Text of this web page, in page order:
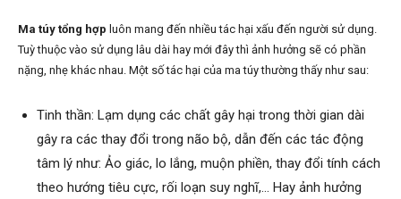
Ma túy tổng hợp luôn mang đến nhiều tác hại xấu đến người sử dụng.
Tuỳ thuộc vào sử dụng lâu dài hay mới đây thì ảnh hưởng sẽ có phần
nặng, nhẹ khác nhau. Một số tác hại của ma túy thường thấy như sau:
Tinh thần: Lạm dụng các chất gây hại trong thời gian dài
gây ra các thay đổi trong não bộ, dẫn đến các tác động
tâm lý như: Ảo giác, lo lắng, muộn phiền, thay đổi tính cách
theo hướng tiêu cực, rối loạn suy nghĩ,… Hay ảnh hưởng